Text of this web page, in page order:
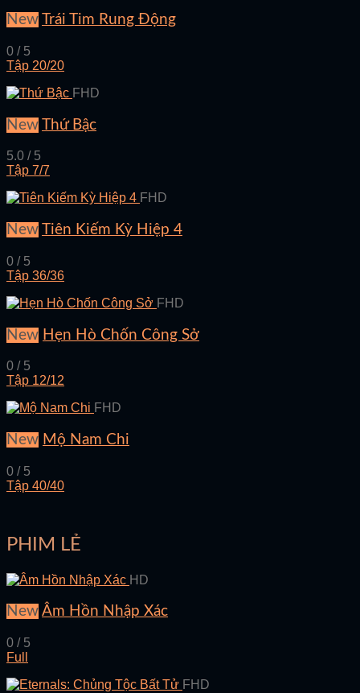
New Trái Tim Rung Động
0 / 5
Tập 20/20
FHD
New Thứ Bậc
5.0 / 5
Tập 7/7
FHD
New Tiên Kiếm Kỳ Hiệp 4
0 / 5
Tập 36/36
FHD
New Hẹn Hò Chốn Công Sở
0 / 5
Tập 12/12
FHD
New Mộ Nam Chi
0 / 5
Tập 40/40
PHIM LẺ
HD
New Âm Hồn Nhập Xác
0 / 5
Full
FHD